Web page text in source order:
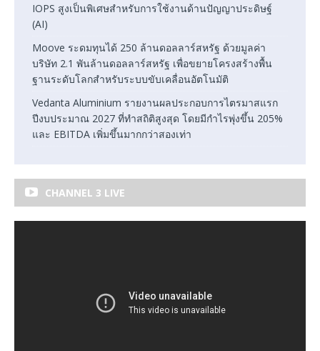
IOPS สูงเป็นพิเศษสำหรับการใช้งานด้านปัญญาประดิษฐ์
(AI)
Moove ระดมทุนได้ 250 ล้านดอลลาร์สหรัฐ ด้วยมูลค่า
บริษัท 2.1 พันล้านดอลลาร์สหรัฐ เพื่อขยายโครงสร้างพื้น
ฐานระดับโลกสำหรับระบบขับเคลื่อนอัตโนมัติ
Vedanta Aluminium รายงานผลประกอบการไตรมาสแรก
ปีงบประมาณ 2027 ที่ทำสถิติสูงสุด โดยมีกำไรพุ่งขึ้น 205%
และ EBITDA เพิ่มขึ้นมากกว่าสองเท่า
CHANNEL 3 LIVE